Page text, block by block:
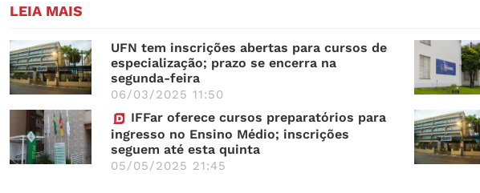
LEIA MAIS
UFN tem inscrições abertas para cursos de
especialização; prazo se encerra na
segunda-feira
06/03/2025 11:50
IFFar oferece cursos preparatórios para
ingresso no Ensino Médio; inscrições
seguem até esta quinta
05/05/2025 21:45